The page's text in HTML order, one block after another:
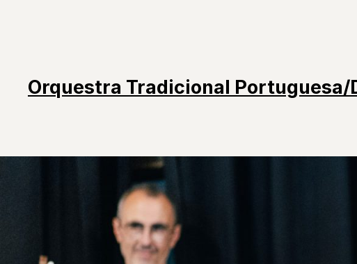
Orquestra Tradicional